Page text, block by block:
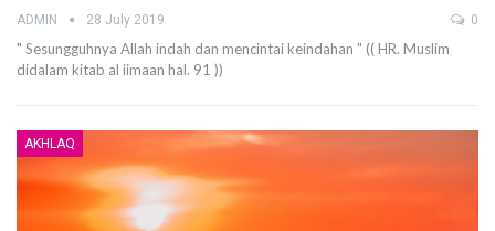
ADMIN 28 July 2019 0
" Sesungguhnya Allah indah dan mencintai keindahan " (( HR. Muslim
didalam kitab al iimaan hal. 91 ))
AKHLAQ